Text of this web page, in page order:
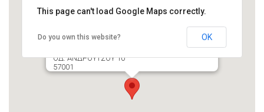
ΕΛΛΗΝΙΚΗ ΟΡΓΑΝΩΣΗ ΠΡΟΝΟΙΑΣ &
ΟΔ. ΑΝΔΡΟΥΤΣΟΥ 10
57001
This page can't load Google Maps correctly.
Do you own this website? OK